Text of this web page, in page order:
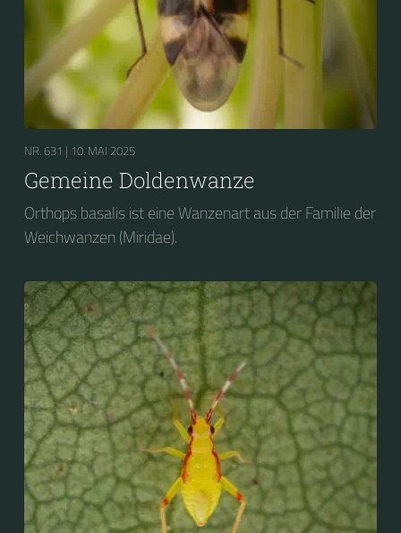
NR. 631 | 10. MAI 2025
Gemeine Doldenwanze
Orthops basalis ist eine Wanzenart aus der Familie der
Weichwanzen (Miridae).